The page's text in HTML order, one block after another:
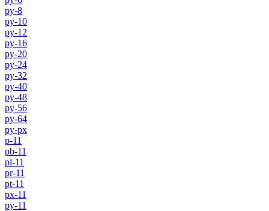
py-8
py-10
py-12
py-16
py-20
py-24
py-32
py-40
py-48
py-56
py-64
py-px
p-11
pb-11
pl-11
pr-11
pt-11
px-11
py-11